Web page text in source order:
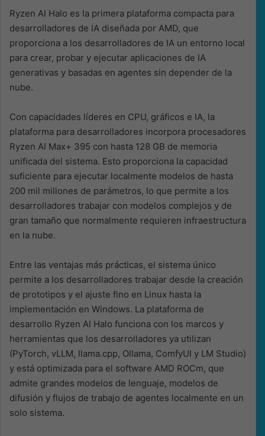
Ryzen AI Halo es la primera plataforma compacta para
desarrolladores de IA diseñada por AMD, que
proporciona a los desarrolladores de IA un entorno local
para crear, probar y ejecutar aplicaciones de IA
generativas y basadas en agentes sin depender de la
nube.
Con capacidades líderes en CPU, gráficos e IA, la
plataforma para desarrolladores incorpora procesadores
Ryzen AI Max+ 395 con hasta 128 GB de memoria
unificada del sistema. Esto proporciona la capacidad
suficiente para ejecutar localmente modelos de hasta
200 mil millones de parámetros, lo que permite a los
desarrolladores trabajar con modelos complejos y de
gran tamaño que normalmente requieren infraestructura
en la nube.
Entre las ventajas más prácticas, el sistema único
permite a los desarrolladores trabajar desde la creación
de prototipos y el ajuste fino en Linux hasta la
implementación en Windows. La plataforma de
desarrollo Ryzen AI Halo funciona con los marcos y
herramientas que los desarrolladores ya utilizan
(PyTorch, vLLM, llama.cpp, Ollama, ComfyUI y LM Studio)
y está optimizada para el software AMD ROCm, que
admite grandes modelos de lenguaje, modelos de
difusión y flujos de trabajo de agentes localmente en un
solo sistema.